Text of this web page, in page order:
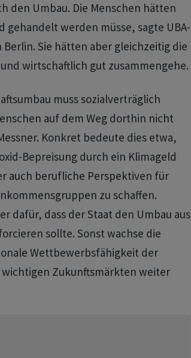
den Umbau. Die Menschen hätten
gehandelt werden müsse, sagte UBA-
Berlin. Sie hätten aber gleichzeitig die
wirtschaftlich gut zusammengehe.
muss sozialverträglich
auf dem Weg dorthin nicht
Konkret bedeute dies etwa,
Bepreisung durch ein Klimageld
auch berufliche Perspektiven für
zu schaffen.
dafür, dass der Staat den Umbau aus
sollte. Sonst wachse die
Wettbewerbsfähigkeit der
Zukunftsmärkten weiter